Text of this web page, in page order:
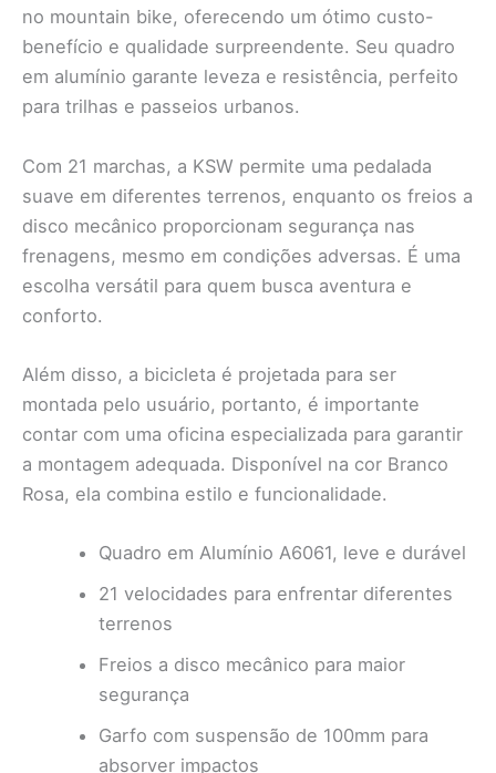
no mountain bike, oferecendo um ótimo custo-
benefício e qualidade surpreendente. Seu quadro
em alumínio garante leveza e resistência, perfeito
para trilhas e passeios urbanos.
Com 21 marchas, a KSW permite uma pedalada
suave em diferentes terrenos, enquanto os freios a
disco mecânico proporcionam segurança nas
frenagens, mesmo em condições adversas. É uma
escolha versátil para quem busca aventura e
conforto.
Além disso, a bicicleta é projetada para ser
montada pelo usuário, portanto, é importante
contar com uma oficina especializada para garantir
a montagem adequada. Disponível na cor Branco
Rosa, ela combina estilo e funcionalidade.
Quadro em Alumínio A6061, leve e durável
21 velocidades para enfrentar diferentes
terrenos
Freios a disco mecânico para maior
segurança
Garfo com suspensão de 100mm para
absorver impactos